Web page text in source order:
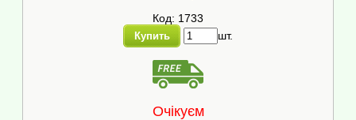
Код: 1733
Купить шт.
Очікуєм